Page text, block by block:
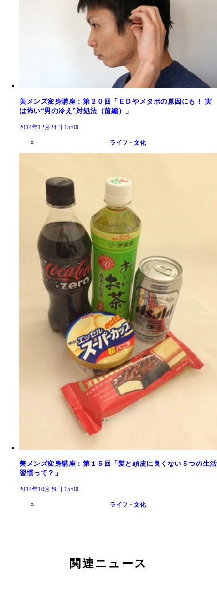
美メンズ変身講座：第２０回「ＥＤやメタボの原因にも！ 実
は怖い“男の冷え”対処法（前編）」
2014年12月24日 15:00
ライフ・文化
美メンズ変身講座：第１５回「髪と頭皮に良くない５つの生活
習慣って？」
2014年10月29日 15:00
ライフ・文化
関連ニュース